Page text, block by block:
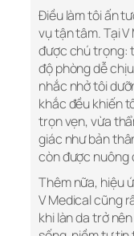
Điều làm tôi ấn
vụ tận tâm. Tại
được chú trọng:
độ phòng dễ
nhắc nhở tôi
khắc đều khiến
trọn vẹn, vừa
giác như bản
còn được nuông
Thêm nữa, hiệu
V Medical cũng
khi làn da trở